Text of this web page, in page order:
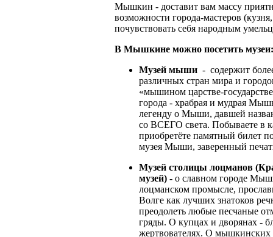
Мышкин - доставит вам массу
возможности города-мастеров
почувствовать себя народным
В Мышкине можно посетить музеи:
Музей мыши - содержит
различных стран мира и
«мышином царстве-
города - храбрая и мудрая
легенду о Мыши, давшей
со ВСЕГО света. Побываете в
приобретёте памятный билет
музея Мыши, заверенный
Музей столицы лоцманов
музей) - о славном городе
лоцманском промысле,
Волге как лучших знатоков
преодолеть любые песчаные
гряды. О купцах и дворянах -
жертвователях. О мышкинских